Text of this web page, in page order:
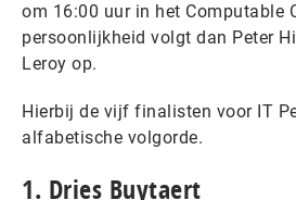
om 16:00 uur in het Computable
persoonlijkheid volgt dan Peter
Leroy op.
Hierbij de vijf finalisten voor IT
alfabetische volgorde.
1. Dries Buytaert